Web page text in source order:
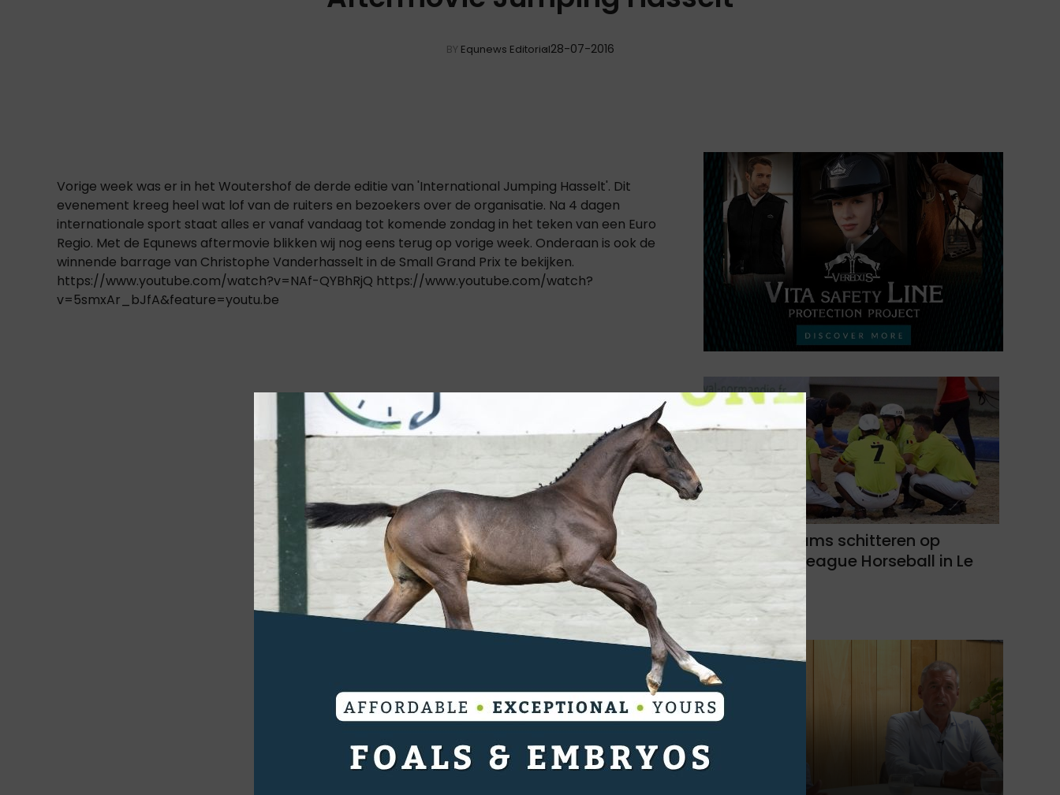
BY Equnews Editorial28-07-2016
Vorige week was er in het Woutershof de derde editie van 'International Jumping Hasselt'. Dit
evenement kreeg heel wat lof van de ruiters en bezoekers over de organisatie. Na 4 dagen
internationale sport staat alles er vanaf vandaag tot komende zondag in het teken van een Euro
Regio. Met de Equnews aftermovie blikken wij nog eens terug op vorige week. Onderaan is ook de
winnende barrage van Christophe Vanderhasselt in de Small Grand Prix te bekijken.
https://www.youtube.com/watch?v=NAf-QYBhRjQ https://www.youtube.com/watch?
v=5smxAr_bJfA&feature=youtu.be
Belgische teams schitteren op
Champions League Horseball in Le
08-10-2024